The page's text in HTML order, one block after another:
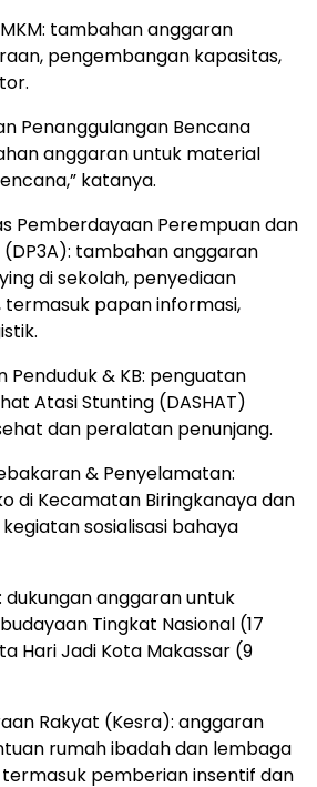
tambahan anggaran
pengembangan kapasitas,
Penanggulangan Bencana
anggaran untuk material
katanya.
Pemberdayaan Perempuan dan
(DP3A): tambahan anggaran
di sekolah, penyediaan
papan informasi,
Penduduk & KB: penguatan
Atasi Stunting (DASHAT)
dan peralatan penunjang.
& Penyelamatan:
di Kecamatan Biringkanaya dan
sosialisasi bahaya
dukungan anggaran untuk
Tingkat Nasional (17
Hari Jadi Kota Makassar (9
Rakyat (Kesra): anggaran
rumah ibadah dan lembaga
pemberian insentif dan